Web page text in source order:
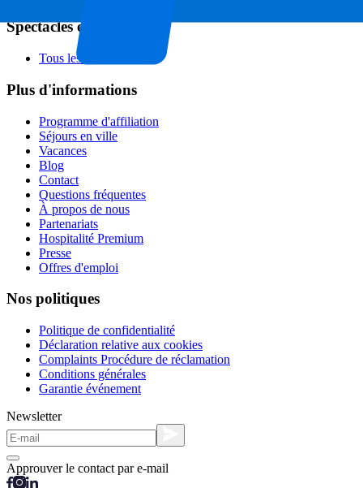
Spectacles et festivals
Tous les concerts
Plus d'informations
Programme d'affiliation
Séjours en ville
Vacances
Blog
Contact
Questions fréquentes
À propos de nous
Partenariats
Hospitalité Premium
Presse
Offres d'emploi
Nos politiques
Politique de confidentialité
Déclaration relative aux cookies
Complaints Procédure de réclamation
Conditions générales
Garantie événement
Newsletter
Approuver le contact par e-mail